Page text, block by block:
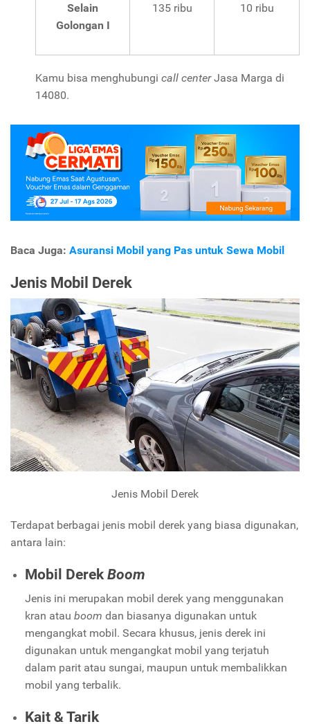
Selain
Golongan I
135 ribu 10 ribu
Kamu bisa menghubungi call centerJasa Marga di
14080.
Baca Juga: Asuransi Mobil yang Pas untuk Sewa Mobil
Jenis Mobil Derek
Jenis Mobil Derek
Terdapat berbagai jenis mobil derek yang biasa digunakan,
antara lain:
Mobil DerekBoom
Jenis ini merupakan mobil derek yang menggunakan
kran atau boom dan biasanya digunakan untuk
mengangkat mobil. Secara khusus, jenis derek ini
digunakan untuk mengangkat mobil yang terjatuh
dalam parit atau sungai, maupun untuk membalikkan
mobil yang terbalik.
Kait & Tarik